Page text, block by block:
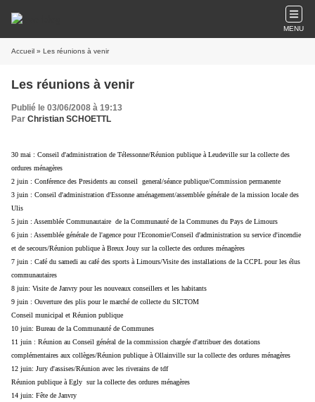
MENU
Accueil » Les réunions à venir
Les réunions à venir
Publié le 03/06/2008 à 19:13
Par Christian SCHOETTL
30 mai : Conseil d'administration de Télessonne/Réunion publique à Leudeville sur la collecte des
ordures ménagères
2 juin : Conférence des Presidents au conseil general/séance publique/Commission permanente
3 juin : Conseil d'administration d'Essonne aménagement/assemblée générale de la mission locale des
Ulis
5 juin : Assemblée Communautaire de la Communauté de la Communes du Pays de Limours
6 juin : Assemblée générale de l'agence pour l'Economie/Conseil d'administration su service d'incendie
et de secours/Réunion publique à Breux Jouy sur la collecte des ordures ménagères
7 juin : Café du samedi au café des sports à Limours/Visite des installations de la CCPL pour les élus
communautaires
8 juin: Visite de Janvry pour les nouveaux conseillers et les habitants
9 juin : Ouverture des plis pour le marché de collecte du SICTOM
Conseil municipal et Réunion publique
10 juin: Bureau de la Communauté de Communes
11 juin : Réunion au Conseil général de la commission chargée d'attribuer des dotations
complémentaires aux collèges/Réunion publique à Ollainville sur la collecte des ordures ménagères
12 juin: Jury d'assises/Réunion avec les riverains de tdf
Réunion publique à Egly sur la collecte des ordures ménagères
14 juin: Fête de Janvry